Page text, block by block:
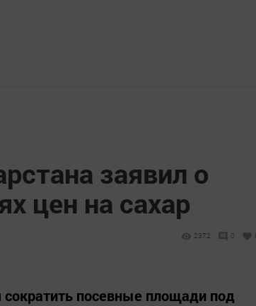
заявил о
цен на сахар
2372 0
посевные площади под